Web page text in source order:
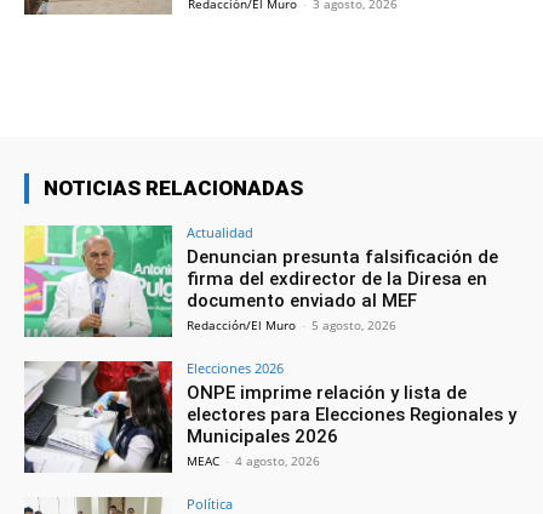
NOTICIAS RELACIONADAS
Actualidad
Denuncian presunta falsificación de
firma del exdirector de la Diresa en
documento enviado al MEF
Redacción/El Muro - 5 agosto, 2026
Elecciones 2026
ONPE imprime relación y lista de
electores para Elecciones Regionales y
Municipales 2026
MEAC - 4 agosto, 2026
Política